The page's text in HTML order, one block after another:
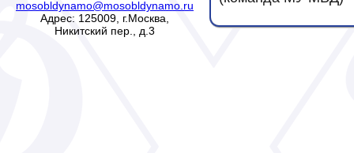
mosobldynamo@mosobldynamo.ru
Адрес: 125009, г.Москва,
Никитский пер., д.3